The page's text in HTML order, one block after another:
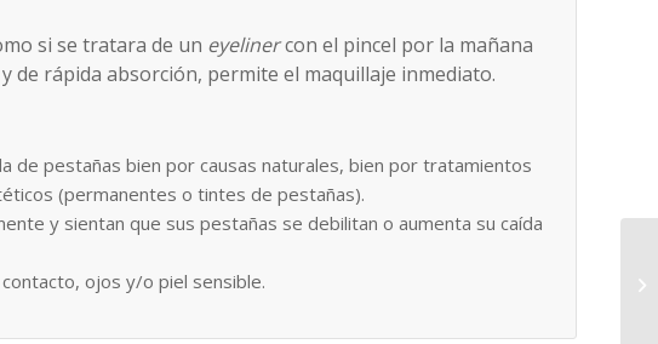
si se tratara de un eyelinercon el pincel por la mañana
de rápida absorción, permite el maquillaje inmediato.
de pestañas bien por causas naturales, bien por tratamientos
(permanentes o tintes de pestañas).
y sientan que sus pestañas se debilitan o aumenta su caída
ojos y/o piel sensible.